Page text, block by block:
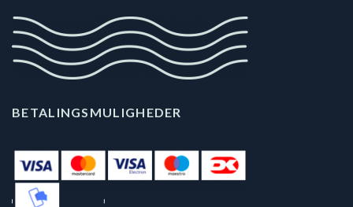
BETALINGSMULIGHEDER